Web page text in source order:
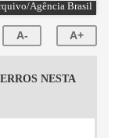
Agência Brasil
A- A+
NESTA